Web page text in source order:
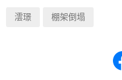
澐璟 棚架倒塌